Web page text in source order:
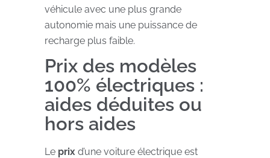
véhicule avec une plus grande
autonomie mais une puissance de
recharge plus faible.
Prix des modèles
100% électriques :
aides déduites ou
hors aides
Le prix d’une voiture électrique est